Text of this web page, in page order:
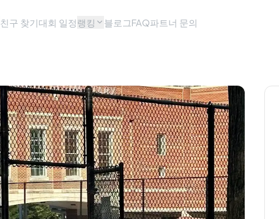
친구 찾기대회 일정랭킹 블로그FAQ파트너 문의